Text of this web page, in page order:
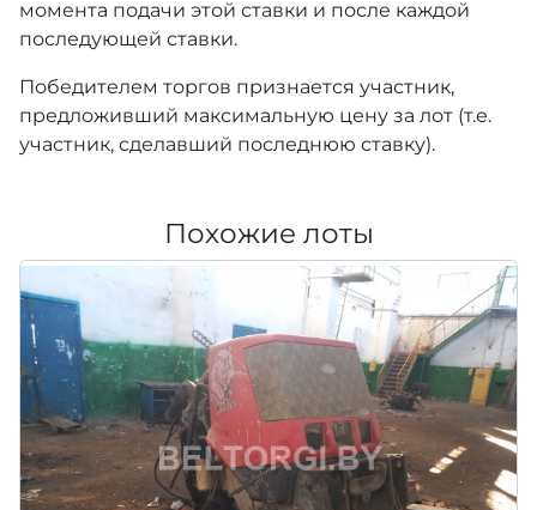
момента подачи этой ставки и после каждой
последующей ставки.
Победителем торгов признается участник,
предложивший максимальную цену за лот (т.е.
участник, сделавший последнюю ставку).
Похожие лоты